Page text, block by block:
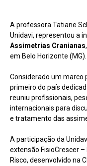
A professora Tatiane
Unidavi, representou a
Assimetrias Cranianas
em Belo Horizonte (MG).
Considerado um marco
primeiro do país
reuniu profissionais,
internacionais para
e tratamento das
A participação da
extensão FisioCrescer
Risco, desenvolvido na